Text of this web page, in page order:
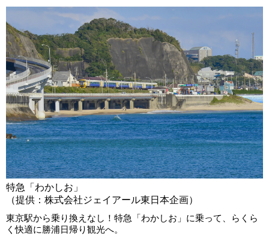
特急「わかしお」
（提供：株式会社ジェイアール東日本企画）
東京駅から乗り換えなし！特急「わかしお」に乗って、らくら
く快適に勝浦日帰り観光へ。